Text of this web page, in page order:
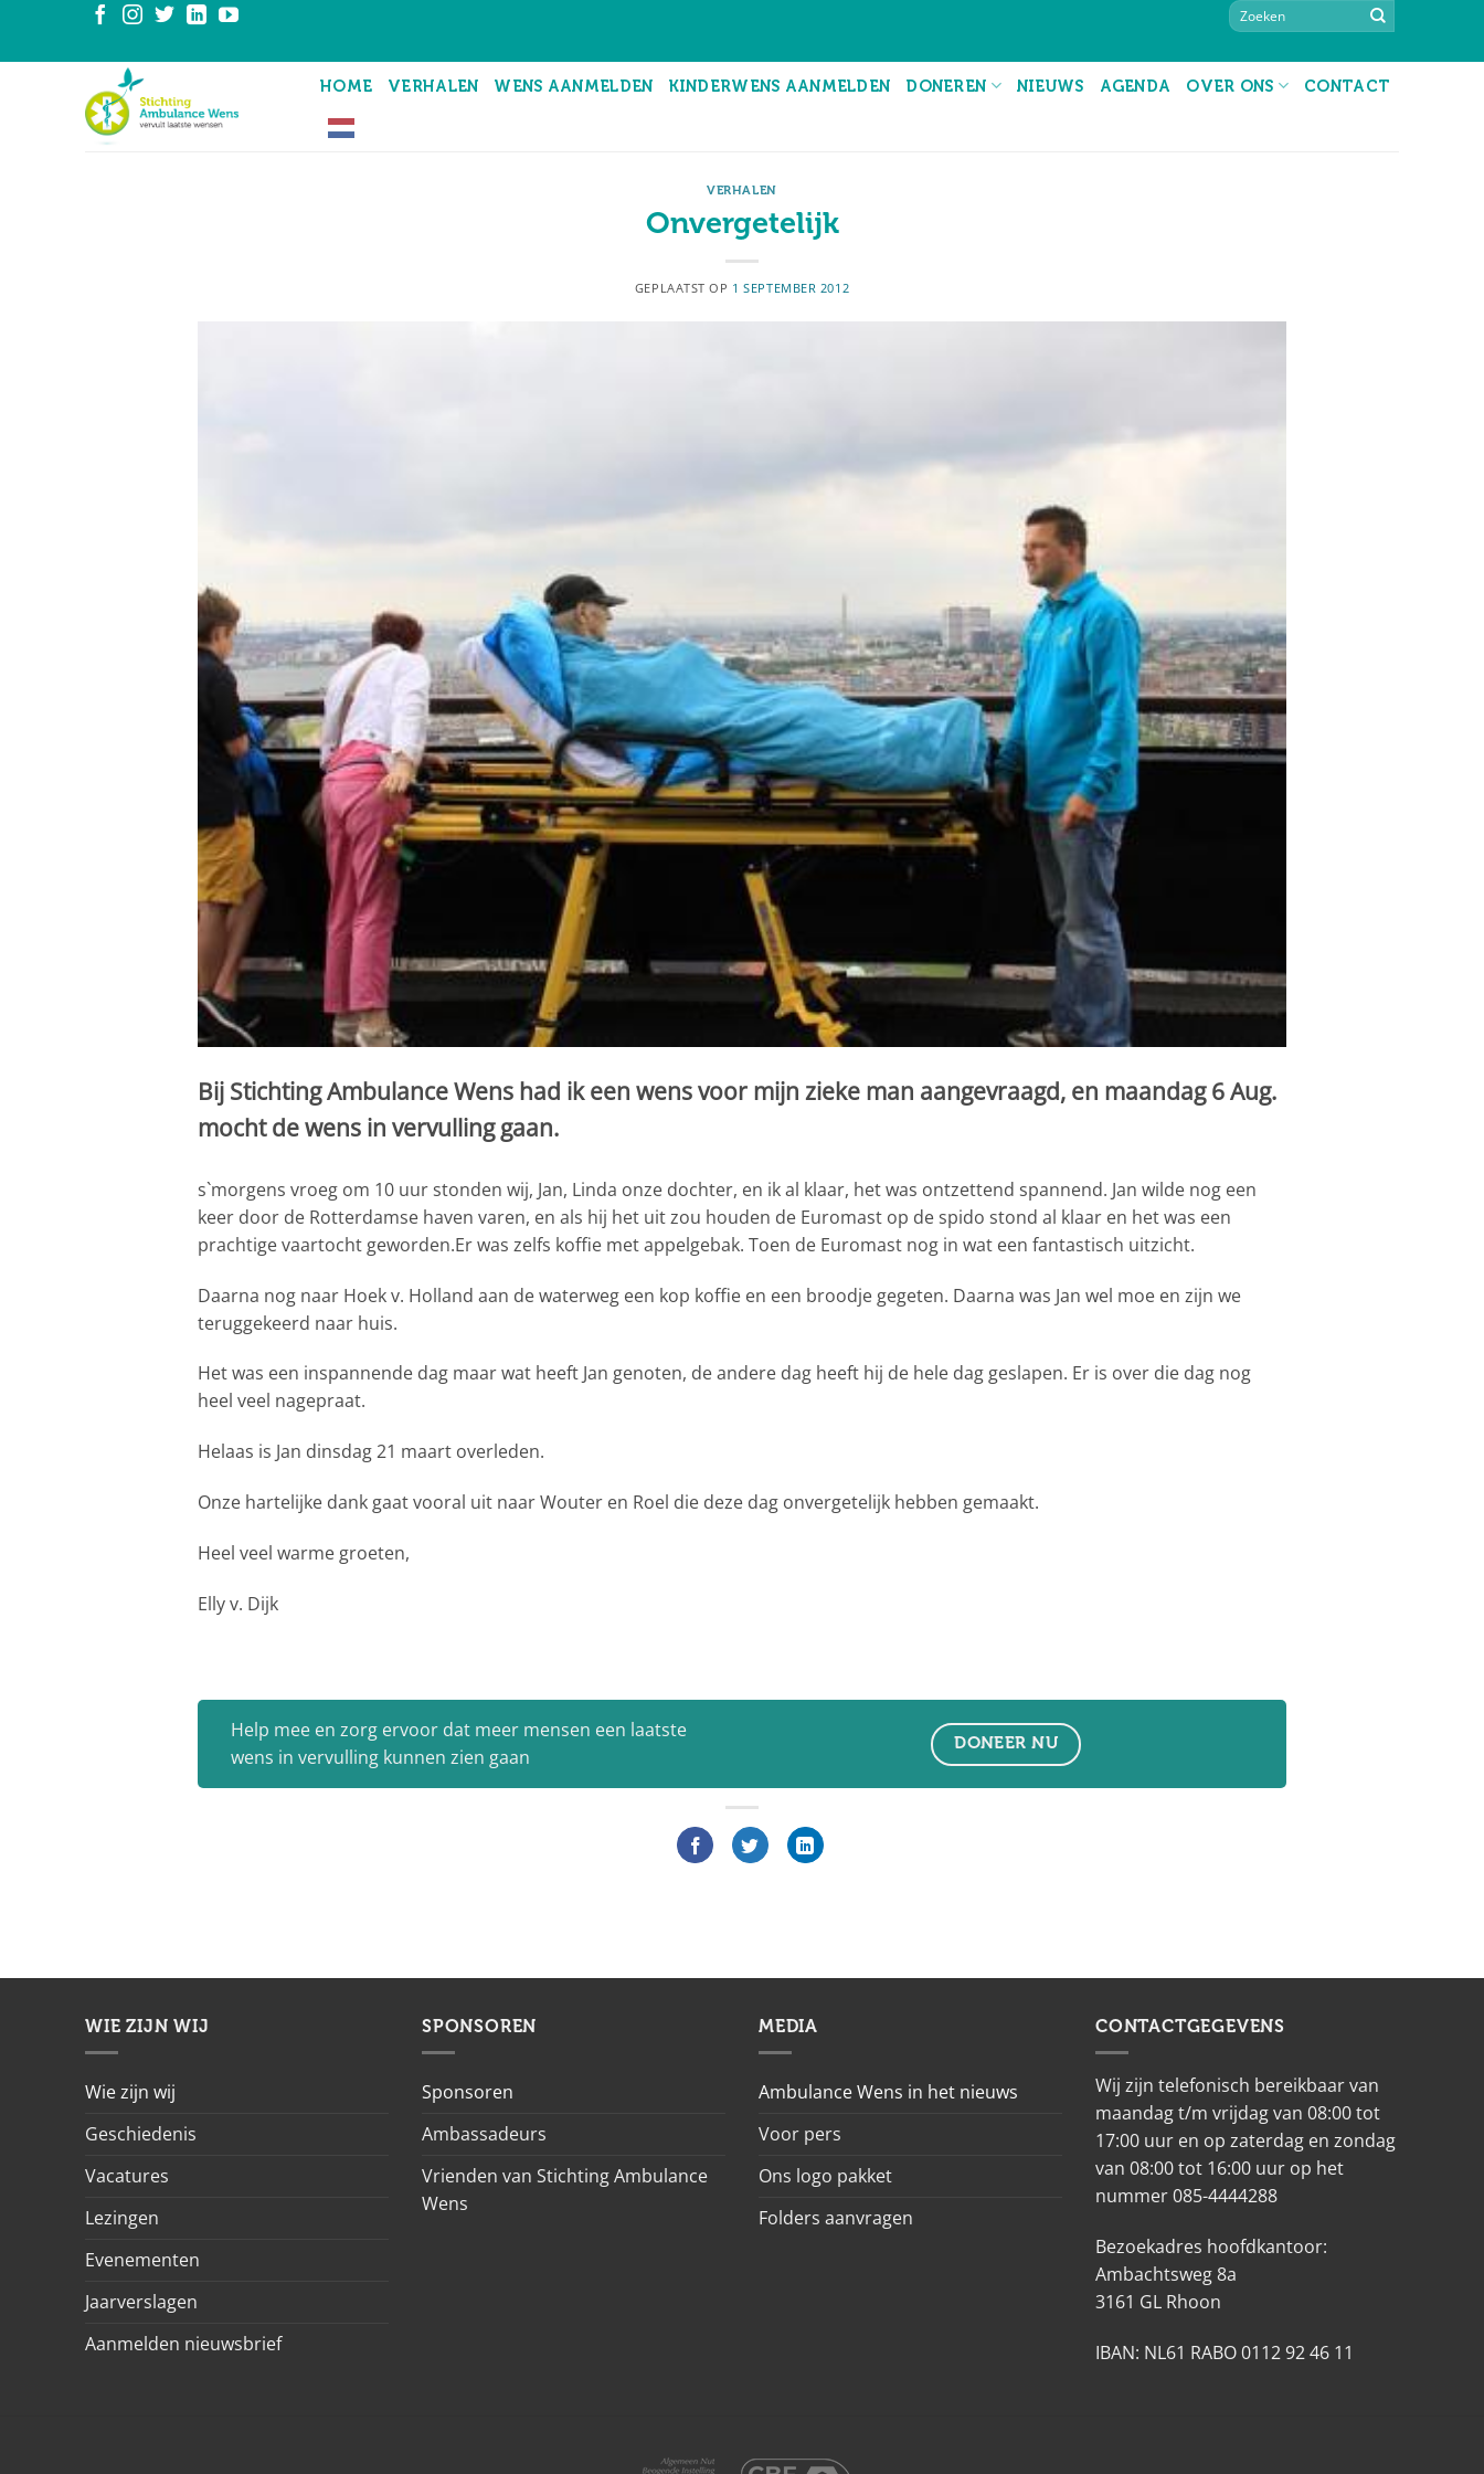
inhoud
HOME VERHALEN WENS AANMELDEN KINDERWENS AANMELDEN DONEREN NIEUWS AGENDA OVER ONS CONTACT
VERHALEN
Onvergetelijk
GEPLAATST OP 1 SEPTEMBER 2012
Bij Stichting Ambulance Wens had ik een wens voor mijn zieke man aangevraagd, en maandag 6 Aug.
mocht de wens in vervulling gaan.
s`morgens vroeg om 10 uur stonden wij, Jan, Linda onze dochter, en ik al klaar, het was ontzettend spannend. Jan wilde nog een
keer door de Rotterdamse haven varen, en als hij het uit zou houden de Euromast op de spido stond al klaar en het was een
prachtige vaartocht geworden.Er was zelfs koffie met appelgebak. Toen de Euromast nog in wat een fantastisch uitzicht.
Daarna nog naar Hoek v. Holland aan de waterweg een kop koffie en een broodje gegeten. Daarna was Jan wel moe en zijn we
teruggekeerd naar huis.
Het was een inspannende dag maar wat heeft Jan genoten, de andere dag heeft hij de hele dag geslapen. Er is over die dag nog
heel veel nagepraat.
Helaas is Jan dinsdag 21 maart overleden.
Onze hartelijke dank gaat vooral uit naar Wouter en Roel die deze dag onvergetelijk hebben gemaakt.
Heel veel warme groeten,
Elly v. Dijk
Help mee en zorg ervoor dat meer mensen een laatste
wens in vervulling kunnen zien gaan
DONEER NU
WIE ZIJN WIJ
Wie zijn wij
Geschiedenis
Vacatures
Lezingen
Evenementen
Jaarverslagen
Aanmelden nieuwsbrief
SPONSOREN
Sponsoren
Ambassadeurs
Vrienden van Stichting Ambulance
Wens
MEDIA
Ambulance Wens in het nieuws
Voor pers
Ons logo pakket
Folders aanvragen
CONTACTGEGEVENS
Wij zijn telefonisch bereikbaar van
maandag t/m vrijdag van 08:00 tot
17:00 uur en op zaterdag en zondag
van 08:00 tot 16:00 uur op het
nummer 085-4444288
Bezoekadres hoofdkantoor:
Ambachtsweg 8a
3161 GL Rhoon
IBAN: NL61 RABO 0112 92 46 11